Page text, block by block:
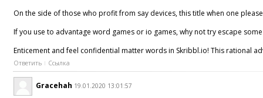
On the side of those who profit from say devices, this title when one
If you use to advantage word games or io games, why not try escape
Enticement and feel confidential matter words in Skribbl.io! This rational
Ответить Ссылка
Gracehah 19.01.2020 13:01:57